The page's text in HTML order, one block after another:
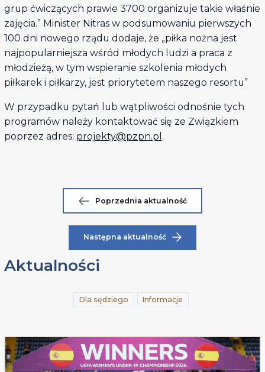
grup ćwiczących prawie 3700 organizuje takie właśnie
zajęcia.” Minister Nitras w podsumowaniu pierwszych
100 dni nowego rządu dodaje, że „piłka nożna jest
najpopularniejsza wśród młodych ludzi a praca z
młodzieżą, w tym wspieranie szkolenia młodych
piłkarek i piłkarzy, jest priorytetem naszego resortu”
W przypadku pytań lub wątpliwości odnośnie tych
programów należy kontaktować się ze Związkiem
poprzez adres: projekty@pzpn.pl .
Poprzednia aktualność
Następna aktualność
Aktualności
Dla sędziego Informacje